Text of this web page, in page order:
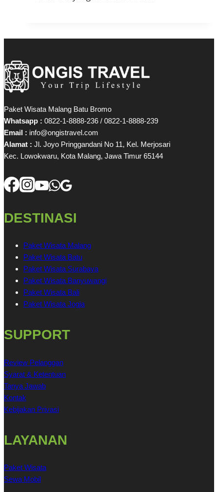
Paket Wisata Malang Batu Bromo
Whatsapp : 0822-1-8888-236 / 0822-1-8888-239
Email : info@ongistravel.com
Alamat : Jl. Joyo Pringgandani No 11, Kel. Merjosari
Kec. Lowokwaru, Kota Malang, Jawa Timur 65144
DESTINASI
Paket Wisata Malang
Paket Wisata Batu
Paket Wisata Surabaya
Paket Wisata Banyuwangi
Paket Wisata Bali
Paket Wisata Jogja
SUPPORT
Review Pelanggan
Syarat & Ketentuan
Tanya Jawab
Kontak
Kebijakan Privasi
LAYANAN
Paket Wisata
Sewa Mobil